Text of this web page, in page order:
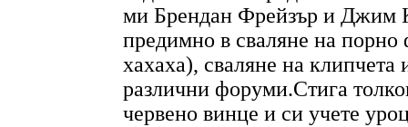
ми Брендан Фрейзър и Джим
предимно в сваляне на
хахаха), сваляне на
различни форуми.Стига
червено винце и си учете